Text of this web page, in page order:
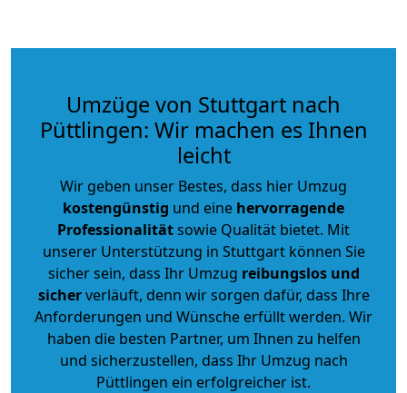
Umzüge von Stuttgart nach
Püttlingen: Wir machen es Ihnen
leicht
Wir geben unser Bestes, dass hier Umzug
kostengünstig und eine hervorragende
Professionalitätsowie Qualität bietet. Mit
unserer Unterstützung in Stuttgart können Sie
sicher sein, dass Ihr Umzug reibungslos und
sicherverläuft, denn wir sorgen dafür, dass Ihre
Anforderungen und Wünsche erfüllt werden. Wir
haben die besten Partner, um Ihnen zu helfen
und sicherzustellen, dass Ihr Umzug nach
Püttlingen ein erfolgreicher ist.